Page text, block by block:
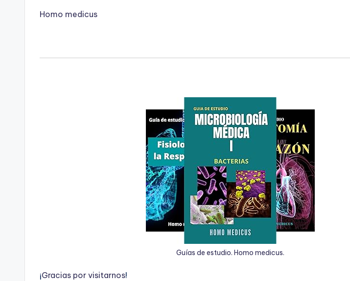
Homo medicus
Guías de estudio. Homo medicus.
¡Gracias por visitarnos!